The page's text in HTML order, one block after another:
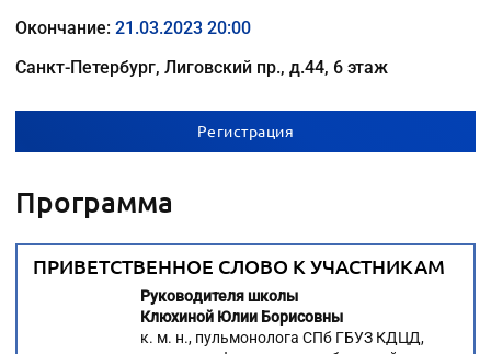
Окончание: 21.03.2023 20:00
Санкт-Петербург, Лиговский пр., д.44, 6 этаж
Регистрация
Программа
ПРИВЕТСТВЕННОЕ СЛОВО К УЧАСТНИКАМ
Руководителя школы
Клюхиной Юлии Борисовны
к. м. н., пульмонолога СПб ГБУЗ КДЦД,